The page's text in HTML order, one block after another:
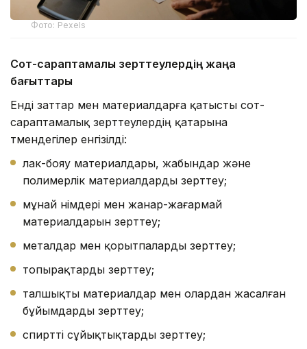
Фото: Pexels
Сот-сараптамалық зерттеулердің жаңа
бағыттары
Енді заттар мен материалдарға қатысты сот-
сараптамалық зерттеулердің қатарына
төмендегілер енгізілді:
лак-бояу материалдары, жабындар және
полимерлік материалдарды зерттеу;
мұнай өнімдері мен жанар-жағармай
материалдарын зерттеу;
металдар мен қорытпаларды зерттеу;
топырақтарды зерттеу;
талшықты материалдар мен олардан жасалған
бұйымдарды зерттеу;
спиртті сұйықтықтарды зерттеу;